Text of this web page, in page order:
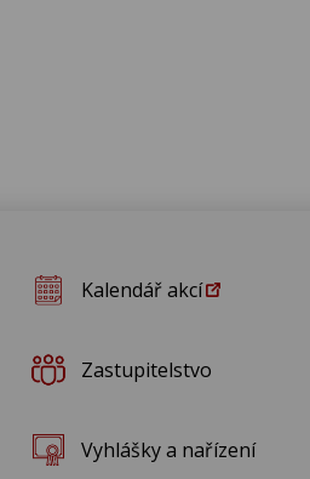
Kalendář akcí
Zastupitelstvo
Vyhlášky a nařízení